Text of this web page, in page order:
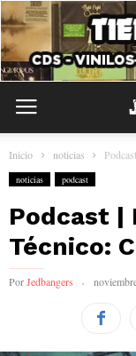
Inicio noticias
noticias podcast
Podcast |
Técnico:
PorJedbangers